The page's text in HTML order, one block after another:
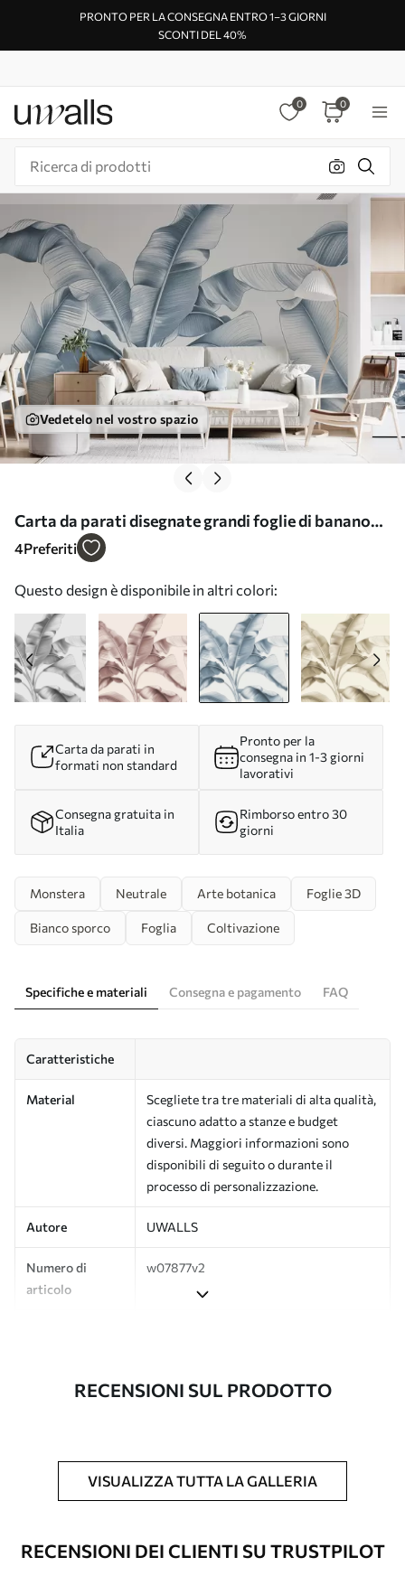
PRONTO PER LA CONSEGNA ENTRO 1–3 GIORNI
SCONTI DEL 40%
0 0
Vedetelo nel vostro spazio
Carta da parati disegnate grandi foglie di banano
nei toni del blu nr. w07877v2
4Preferiti
Questo design è disponibile in altri colori:
Carta da parati in
formati non standard
Pronto per la
consegna in 1-3 giorni
lavorativi
Consegna gratuita in
Italia
Rimborso entro 30
giorni
Monstera Neutrale Arte botanica Foglie 3D
Bianco sporco Foglia Coltivazione
Specifiche e materiali Consegna e pagamento FAQ
Caratteristiche
Material
Scegliete tra tre materiali di alta qualità,
ciascuno adatto a stanze e budget
diversi. Maggiori informazioni sono
disponibili di seguito o durante il
processo di personalizzazione.
Autore UWALLS
Numero di
articolo
w07877v2
Pulizia
La carta da parati può essere pulita
Le carte da parati con finitura a vernice
possono essere pulite con acqua.
RECENSIONI SUL PRODOTTO
VISUALIZZA TUTTA LA GALLERIA
RECENSIONI DEI CLIENTI SU TRUSTPILOT